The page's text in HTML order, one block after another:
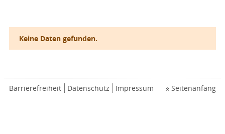
Keine Daten gefunden.
Barrierefreiheit Datenschutz Impressum Seitenanfang